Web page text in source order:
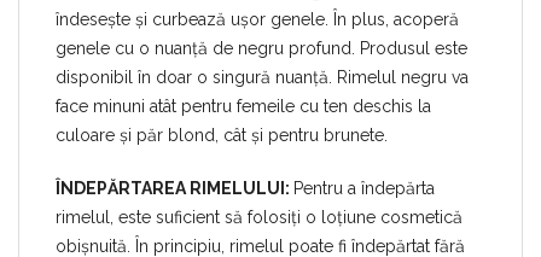
îndesește și curbează ușor genele. În plus, acoperă
genele cu o nuanță de negru profund. Produsul este
disponibil în doar o singură nuanță. Rimelul negru va
face minuni atât pentru femeile cu ten deschis la
culoare și păr blond, cât și pentru brunete.
ÎNDEPĂRTAREA RIMELULUI: Pentru a îndepărta
rimelul, este suficient să folosiți o loțiune cosmetică
obișnuită. În principiu, rimelul poate fi îndepărtat fără